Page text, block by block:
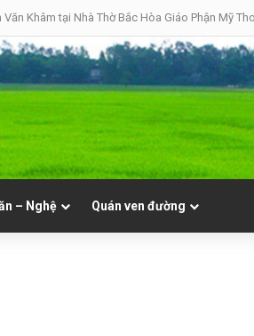
Khâm tại Nhà Thờ Bắc Hòa Giáo Phận Mỹ
– Nghệ Quán ven đường